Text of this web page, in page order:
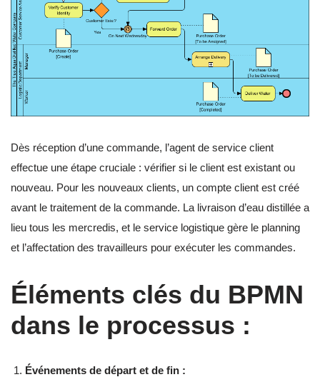
Dès réception d’une commande, l’agent de service client
effectue une étape cruciale : vérifier si le client est existant ou
nouveau. Pour les nouveaux clients, un compte client est créé
avant le traitement de la commande. La livraison d’eau distillée a
lieu tous les mercredis, et le service logistique gère le planning
et l’affectation des travailleurs pour exécuter les commandes.
Éléments clés du BPMN
dans le processus :
Événements de départ et de fin :